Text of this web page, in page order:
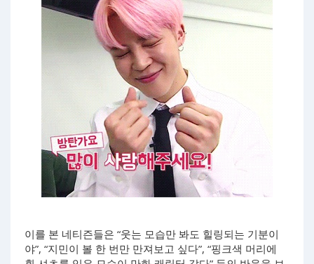
이를 본 네티즌들은 “웃는 모습만 봐도 힐링되는 기분이
야”, “지민이 볼 한 번만 만져보고 싶다”, “핑크색 머리에